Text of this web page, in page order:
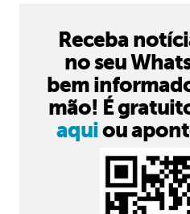
Receba
no seu
bem
mão! É
aquiou